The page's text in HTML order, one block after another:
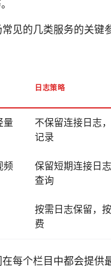
见的几类服务的关键
日志策略
量
不保留连接日志
记录
频
保留短期连接日
查询
按需日志保留，
费
每个栏目中都会提供